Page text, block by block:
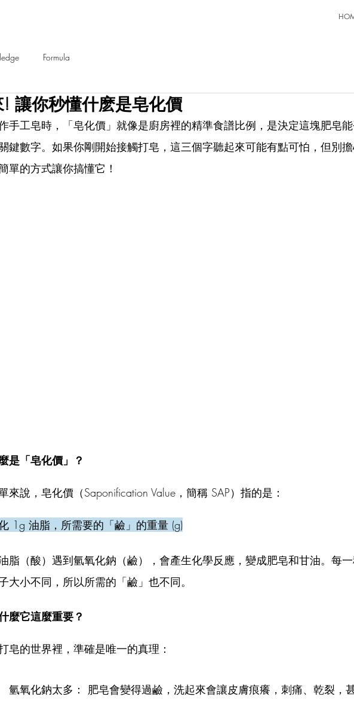
Formula
! 讓你秒懂什麽是皂化價
手工皂時，「皂化價」就像是廚房裡的精準食譜比例，是決定這塊肥皂
鍵數字。如果你剛開始接觸打皂，這三個字聽起來可能有點可怕，但別
單的方式讓你搞懂它！
是「皂化價」？
來說，皂化價（Saponification Value，簡稱 SAP）指的是：
1g 油脂，所需要的「鹼」的重量 (g)
脂（酸）遇到氫氧化鈉（鹼），會產生化學反應，變成肥皂和甘油。每
大小不同，所以所需的「鹼」也不同。
麼它這麼重要？
皂的世界裡，準確是唯一的真理：
氫氧化鈉太多： 肥皂會變得過鹼，洗起來會讓皮膚痕癢，刺痛、乾裂，